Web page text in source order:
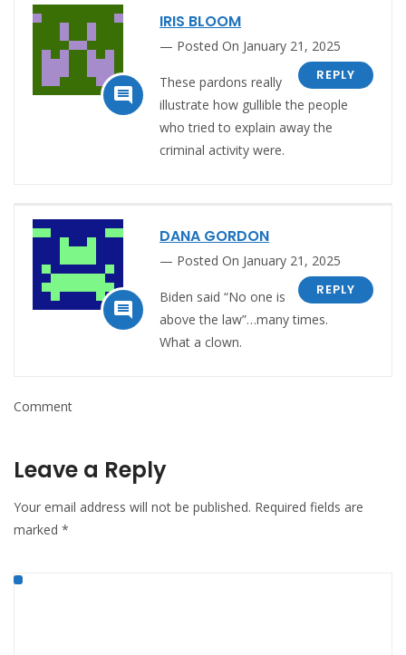

IRIS BLOOM
Posted On January 21, 2025
REPLY
These pardons really
illustrate how gullible the people
who tried to explain away the
criminal activity were.

DANA GORDON
Posted On January 21, 2025
REPLY
Biden said “No one is
above the law”…many times.
What a clown.
Comment
Leave a Reply
Your email address will not be published. Required fields are
marked *